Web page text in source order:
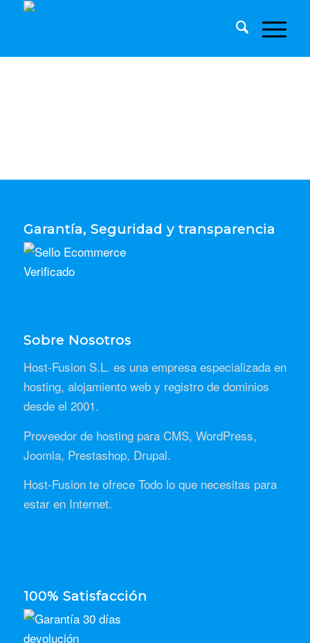
Garantía, Seguridad y transparencia
Sobre Nosotros
Host-Fusion S.L. es una empresa especializada en
hosting, alojamiento web y registro de dominios
desde el 2001.
Proveedor de hosting para CMS, WordPress,
Joomla, Prestashop, Drupal.
Host-Fusion te ofrece Todo lo que necesitas para
estar en Internet.
100% Satisfacción